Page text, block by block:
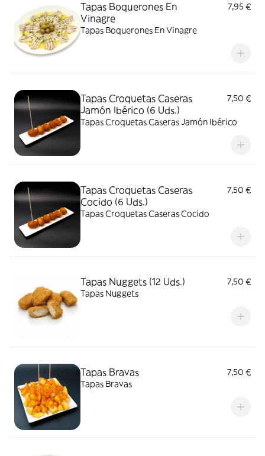
Tapas Boquerones En
Vinagre
7,95 €
Tapas Boquerones En Vinagre
Tapas Croquetas Caseras
Jamón Ibérico (6 Uds.)
7,50 €
Tapas Croquetas Caseras Jamón Ibérico
Tapas Croquetas Caseras
Cocido (6 Uds.)
7,50 €
Tapas Croquetas Caseras Cocido
Tapas Nuggets (12 Uds.)
7,50 €
Tapas Nuggets
Tapas Bravas
7,50 €
Tapas Bravas